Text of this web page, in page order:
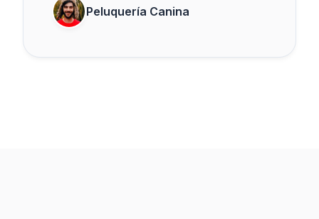
Peluquería Canina